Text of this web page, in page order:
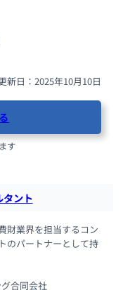
新日：2025年10月10日
す
タント
財業界を担当するコン
のパートナーとして持
合同会社